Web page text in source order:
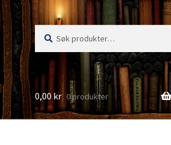
Søk
etter:
Søk
0,00 kr 0 produkter